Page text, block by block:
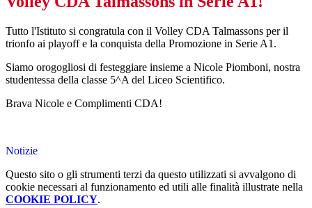
Tutto l'Istituto si congratula con il Volley CDA Talmassons per il
trionfo ai playoff e la conquista della Promozione in Serie A1.
Siamo orogogliosi di festeggiare insieme a Nicole Piomboni, nostra
studentessa della classe 5^A del Liceo Scientifico.
Brava Nicole e Complimenti CDA!
Notizie
Questo sito o gli strumenti terzi da questo utilizzati si avvalgono di
cookie necessari al funzionamento ed utili alle finalità illustrate nella
COOKIE POLICY.